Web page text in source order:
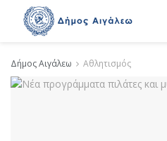
Δήμος Αιγάλεω Αθλητισμός